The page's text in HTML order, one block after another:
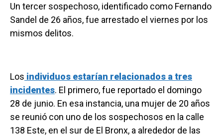
Un tercer sospechoso, identificado como Fernando
Sandel de 26 años, fue arrestado el viernes por los
mismos delitos.
Los individuos estarían relacionados a tres
incidentes. El primero, fue reportado el domingo
28 de junio. En esa instancia, una mujer de 20 años
se reunió con uno de los sospechosos en la calle
138 Este, en el sur de El Bronx, a alrededor de las